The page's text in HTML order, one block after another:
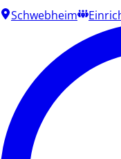
Schwebheim